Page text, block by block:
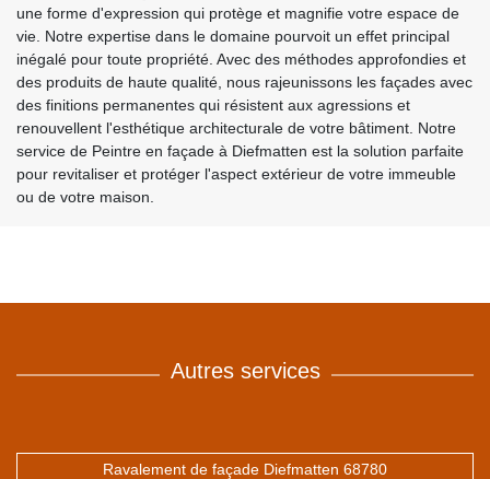
une forme d'expression qui protège et magnifie votre espace de
vie. Notre expertise dans le domaine pourvoit un effet principal
inégalé pour toute propriété. Avec des méthodes approfondies et
des produits de haute qualité, nous rajeunissons les façades avec
des finitions permanentes qui résistent aux agressions et
renouvellent l'esthétique architecturale de votre bâtiment. Notre
service de Peintre en façade à Diefmatten est la solution parfaite
pour revitaliser et protéger l'aspect extérieur de votre immeuble
ou de votre maison.
Autres services
Ravalement de façade Diefmatten 68780